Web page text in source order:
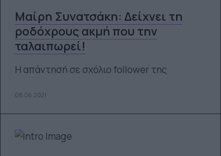
Μαίρη Συνατσάκη: Δείχνει τη
ροδόχρους ακμή που την
ταλαιπωρεί!
Η απάντησή σε σχόλιο follower της
08.06.2021